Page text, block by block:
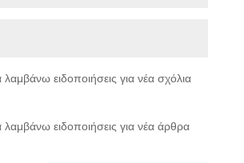
ειδοποιήσεις για νέα σχόλια
ειδοποιήσεις για νέα άρθρα